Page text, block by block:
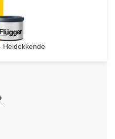
Heldekkende